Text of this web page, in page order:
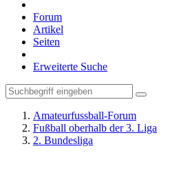
Forum
Artikel
Seiten
Erweiterte Suche
Amateurfussball-Forum
Fußball oberhalb der 3. Liga
2. Bundesliga